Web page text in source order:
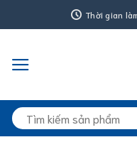
qua
dung
Thời gian
Tìm
kiếm: